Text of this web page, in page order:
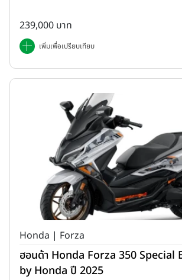
239,000 บาท
เพิ่มเพื่อเปรียบเทียบ
Honda | Forza
ฮอนด้า Honda Forza 350 Special
by Honda ปี 2025